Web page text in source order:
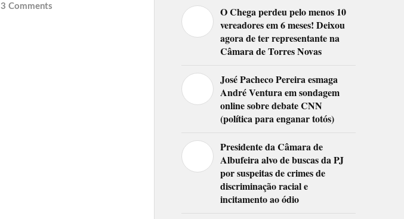
3 Comments
O Chega perdeu pelo menos 10
vereadores em 6 meses! Deixou
agora de ter representante na
Câmara de Torres Novas
José Pacheco Pereira esmaga
André Ventura em sondagem
online sobre debate CNN
(política para enganar totós)
Presidente da Câmara de
Albufeira alvo de buscas da PJ
por suspeitas de crimes de
discriminação racial e
incitamento ao ódio